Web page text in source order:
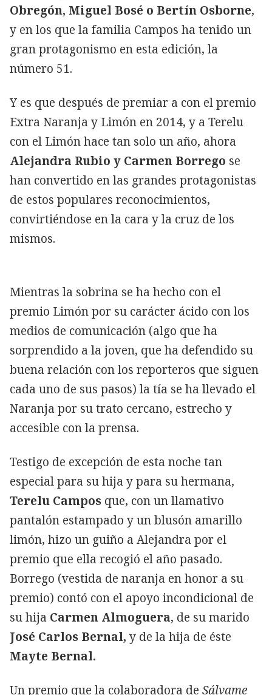
Obregón, Miguel Bosé o Bertín Osborne,
y en los que la familia Campos ha tenido un
gran protagonismo en esta edición, la
número 51.
Y es que después de premiar a con el premio
Extra Naranja y Limón en 2014, y a Terelu
con el Limón hace tan solo un año, ahora
Alejandra Rubio y Carmen Borrego se
han convertido en las grandes protagonistas
de estos populares reconocimientos,
convirtiéndose en la cara y la cruz de los
mismos.
Mientras la sobrina se ha hecho con el
premio Limón por su carácter ácido con los
medios de comunicación (algo que ha
sorprendido a la joven, que ha defendido su
buena relación con los reporteros que siguen
cada uno de sus pasos) la tía se ha llevado el
Naranja por su trato cercano, estrecho y
accesible con la prensa.
Testigo de excepción de esta noche tan
especial para su hija y para su hermana,
Terelu Campos que, con un llamativo
pantalón estampado y un blusón amarillo
limón, hizo un guiño a Alejandra por el
premio que ella recogió el año pasado.
Borrego (vestida de naranja en honor a su
premio) contó con el apoyo incondicional de
su hija Carmen Almoguera, de su marido
José Carlos Bernal, y de la hija de éste
Mayte Bernal.
Un premio que la colaboradora de Sálvame